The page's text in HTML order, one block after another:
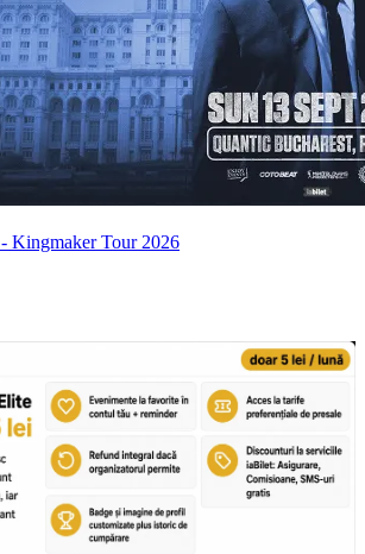
- Kingmaker Tour 2026